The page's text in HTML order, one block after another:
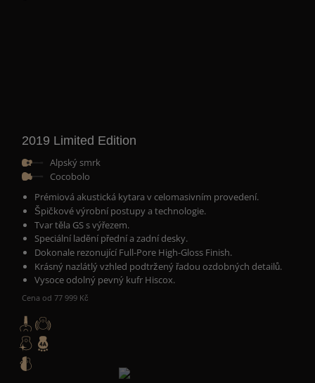
2019 Limited Edition
Alpský smrk
Cocobolo
Prémiová akustická kytara v celomasivním provedení.
Špičkové výrobní postupy a technologie.
Tvar těla GS s výřezem.
Speciální ladění přední a zadní desky.
Dokonale rezonující Full-Pore High-Gloss Finish.
Krásný nazlátlý vzhled podtržený řadou ozdobných detailů.
Vysoce odolný pevný kufr Hiscox.
Cena od 77 999 Kč